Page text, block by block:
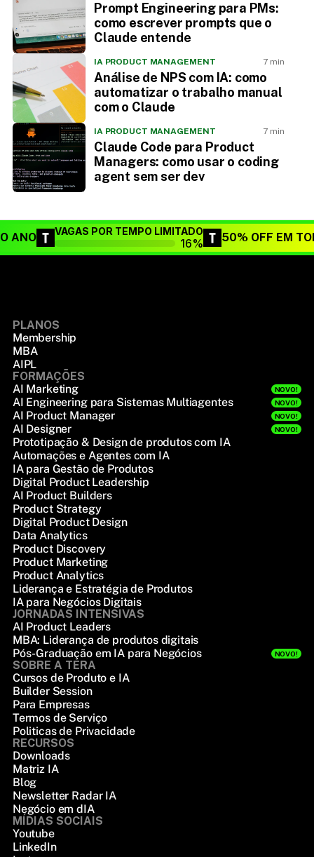
Prompt Engineering para PMs:
como escrever prompts que o
Claude entende
IA PRODUCT MANAGEMENT 7 min
Análise de NPS com IA: como
automatizar o trabalho manual
com o Claude
IA PRODUCT MANAGEMENT 7 min
Claude Code para Product
Managers: como usar o coding
agent sem ser dev
ANO VAGAS POR TEMPO LIMITADO
16% 50% OFF EM
PLANOS
Membership
MBA
AIPL
FORMAÇÕES
AI Marketing
NOVO!
AI Engineering para Sistemas Multiagentes NOVO!
AI Product Manager NOVO!
AI Designer NOVO!
Prototipação & Design de produtos com IA
Automações e Agentes com IA
IA para Gestão de Produtos
Digital Product Leadership
AI Product Builders
Product Strategy
Digital Product Design
Data Analytics
Product Discovery
Product Marketing
Product Analytics
Liderança e Estratégia de Produtos
IA para Negócios Digitais
JORNADAS INTENSIVAS
AI Product Leaders
MBA: Liderança de produtos digitais
Pós-Graduação em IA para Negócios
NOVO!
SOBRE A TERA
Cursos de Produto e IA
Builder Session
Para Empresas
Termos de Serviço
Politicas de Privacidade
RECURSOS
Downloads
Matriz IA
Blog
Newsletter Radar IA
Negócio em dIA
MÍDIAS SOCIAIS
Youtube
LinkedIn